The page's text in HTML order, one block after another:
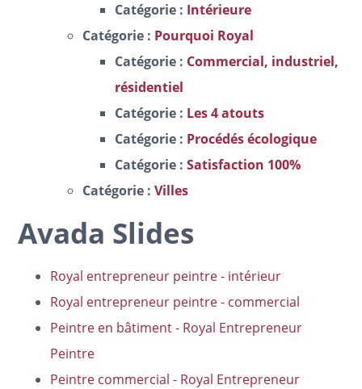
Catégorie : Intérieure
Catégorie : Pourquoi Royal
Catégorie : Commercial, industriel,
résidentiel
Catégorie : Les 4 atouts
Catégorie : Procédés écologique
Catégorie :Satisfaction 100%
Catégorie :Villes
Avada Slides
Royal entrepreneur peintre - intérieur
Royal entrepreneur peintre - commercial
Peintre en bâtiment - Royal Entrepreneur
Peintre
Peintre commercial - Royal Entrepreneur